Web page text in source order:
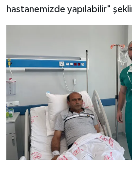
hastanemizde yapılabilir"